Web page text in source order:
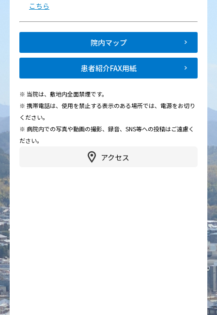
アクセス
こちら
院内マップ
患者紹介FAX用紙
※ 当院は、敷地内全面禁煙です。
※ 携帯電話は、使用を禁止する表示のある場所では、電源をお切り
ください。
※ 病院内での写真や動画の撮影、録音、SNS等への投稿はご遠慮く
ださい。